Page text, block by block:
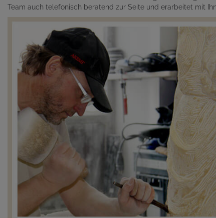
Team auch telefonisch beratend zur Seite und erarbeitet mit